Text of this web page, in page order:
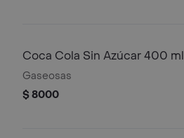
Coca Cola Sin Azúcar 400 ml
Gaseosas
$ 8000